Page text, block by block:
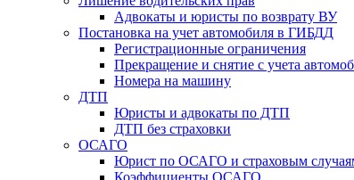
Адвокаты и юристы по возврату ВУ
Постановка на учет автомобиля в ГИБДД
Регистрационные ограничения
Прекращение и снятие с учета
Номера на машину
ДТП
Юристы и адвокаты по ДТП
ДТП без страховки
ОСАГО
Юрист по ОСАГО и страховым
Коэффициенты ОСАГО